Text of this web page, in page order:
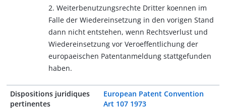
2. Weiterbenutzungsrechte Dritter koennen im
Falle der Wiedereinsetzung in den vorigen Stand
dann nicht entstehen, wenn Rechtsverlust und
Wiedereinsetzung vor Veroeffentlichung der
europaeischen Patentanmeldung stattgefunden
haben.
Dispositions juridiques
pertinentes
European Patent Convention
Art 107 1973